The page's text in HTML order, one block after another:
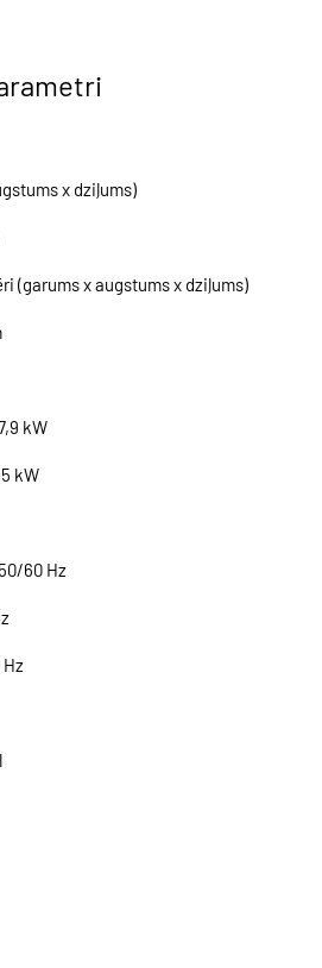
x dziļums)
(garums x augstums x dziļums)
kW
kW
60 Hz